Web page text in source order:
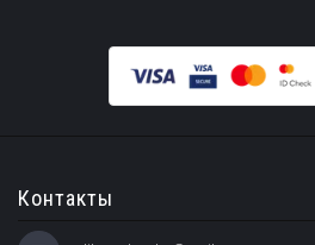
Контакты